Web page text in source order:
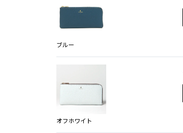
ブルー
オフホワイト